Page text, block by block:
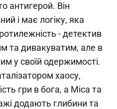
антигерой. Він
і має логіку, яка
- детектив
та дивакуватим, але в
у своїй одержимості.
хаосу,
гри в бога, а Міса та
додають глибини та